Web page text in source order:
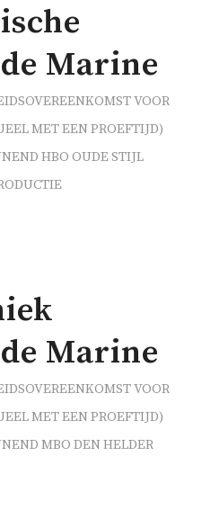
Marine
VOOR
MET EEN PROEFTIJD)
HBO OUDE STIJL
Marine
VOOR
MET EEN PROEFTIJD)
MBO DEN HELDER